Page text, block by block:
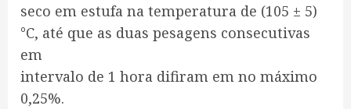
seco em estufa na temperatura de (105 ± 5)
°C, até que as duas pesagens consecutivas
em
intervalo de 1 hora difiram em no máximo
0,25%.